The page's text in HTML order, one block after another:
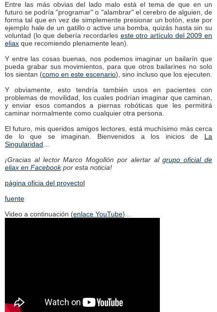
Entre las más obvias del lado malo está el tema de que en un
futuro se podría "programar" o "alambrar" el cerebro de alguien, de
forma tal que en vez de simplemente presionar un botón, este por
ejemplo hale de un gatillo o active una bomba, quizás hasta sin su
voluntad (lo que debería recordarles este otro artículo del 2009 en
eliax que recomiendo plenamente lean).
Y entre las cosas buenas, nos podemos imaginar un bailarín que
pueda grabar sus movimientos, para que otros bailarines no solo
los sientan (como en este escenario), sino incluso que los ejecuten.
Y obviamente, esto tendría también usos en pacientes con
problemas de movilidad, los cuales podrían imaginar que caminan,
y enviar esos comandos a piernas robóticas que les permitirá
caminar normalmente como cualquier otra persona.
El futuro, mis queridos amigos lectores, está muchísimo más cerca
de lo que se imaginan. Bienvenidos a los inicios de La
Singularidad
¡Gracias al lector Marco Mogollón por alertar algrupo oficial de
eliax en Facebookpor esta noticia!
página oficia del proyectol
fuente
Video a continuación (enlace YouTube)...